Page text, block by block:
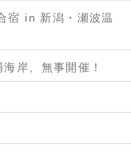
宿 in 新潟・瀬波温
岸、無事開催！